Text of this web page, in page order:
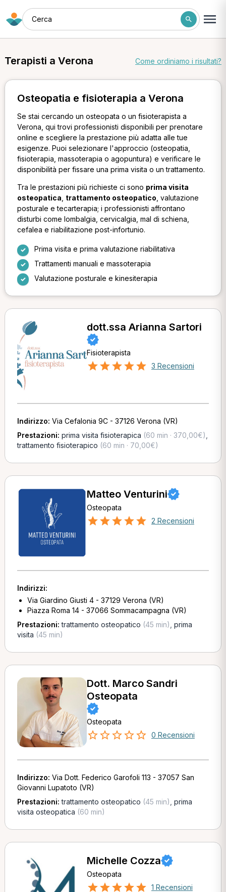
Cerca
Terapisti a Verona Come ordiniamo i risultati?
Osteopatia e fisioterapia a Verona
Se stai cercando un osteopata o un fisioterapista a
Verona, qui trovi professionisti disponibili per prenotare
online e scegliere la prestazione più adatta alle tue
esigenze. Puoi selezionare l'approccio (osteopatia,
fisioterapia, massoterapia o agopuntura) e verificare le
disponibilità per fissare una prima visita o un trattamento.
Tra le prestazioni più richieste ci sono prima visita
osteopatica trattamento osteopatico , valutazione
posturale e tecarterapia; i professionisti affrontano
disturbi come lombalgia, cervicalgia, mal di schiena,
cefalea e riabilitazione post-infortunio.
Prima visita e prima valutazione riabilitativa
Trattamenti manuali e massoterapia
Valutazione posturale e kinesiterapia
dott.ssa Arianna Sartori
Fisioterapista
3 Recensioni
Indirizzo: Via Cefalonia 9C - 37126 Verona (VR)
Prestazioni: prima visita fisioterapica (60 min · 370,00€)
trattamento fisioterapico (60 min · 70,00€)
Matteo Venturini
Osteopata
2 Recensioni
Indirizzi:
Via Giardino Giusti 4 - 37129 Verona (VR)
Piazza Roma 14 - 37066 Sommacampagna (VR)
Prestazioni:trattamento osteopatico (45 min) prima
visita (45 min)
Dott. Marco Sandri
Osteopata
Osteopata
0 Recensioni
Indirizzo: Via Dott. Federico Garofoli 113 - 37057 San
Giovanni Lupatoto (VR)
Prestazioni:trattamento osteopatico (45 min) prima
visita osteopatica (60 min)
Michelle Cozza
Osteopata
1 Recensioni